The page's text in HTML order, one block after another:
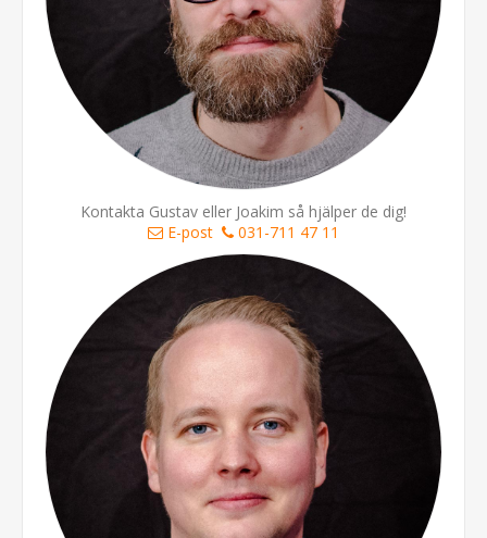
Kontakta Gustav eller Joakim så hjälper de dig!
E-post
031-711 47 11